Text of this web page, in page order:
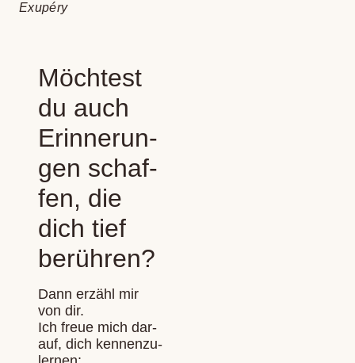
Exupéry
Möch­test
du auch
Erin­ne­run­
gen schaf­
fen, die
dich tief
berüh­ren?
Dann erzähl mir
von dir.
Ich freue mich dar­
auf, dich ken­nen­zu­